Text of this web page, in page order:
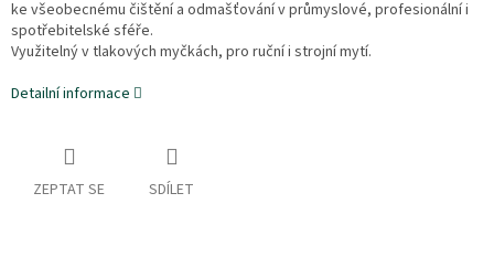
ke všeobecnému čištění a odmašťování v průmyslové, profesionální i
spotřebitelské sféře.
Využitelný v tlakových myčkách, pro ruční i strojní mytí.
Detailní informace
ZEPTAT SE SDÍLET